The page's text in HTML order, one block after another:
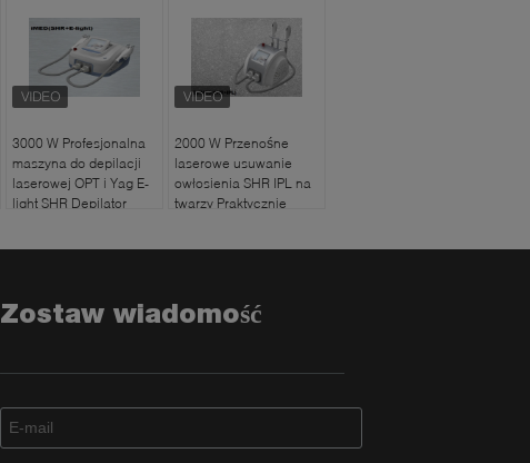
3000 W Profesjonalna
maszyna do depilacji
laserowej OPT i Yag E-
light SHR Depilator
2000 W Przenośne
laserowe usuwanie
owłosienia SHR IPL na
twarzy Praktycznie
Zostaw wiadomość